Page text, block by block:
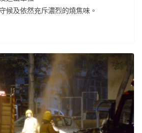
候及依然充斥濃烈的燒焦味。